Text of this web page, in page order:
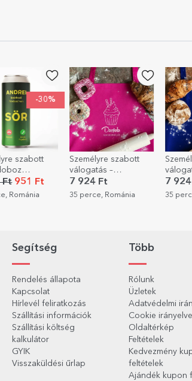
szabott
–
sütve
Ft
Románia
Személyre szabott
válogatás – Mester
szakács a konyhában
7 924 Ft
35 perce, Románia
2
53
Segítség
Rendelés állapota
Kapcsolat
Hírlevél feliratkozás
Szállítási információk
Szállítási költség
kalkulátor
GYIK
Visszaküldési űrlap
Több
Rólunk
Üzletek
Adatvédelmi
Cookie
Oldaltérkép
Feltételek
Kedvezmény
feltételek
Ajándék kupon